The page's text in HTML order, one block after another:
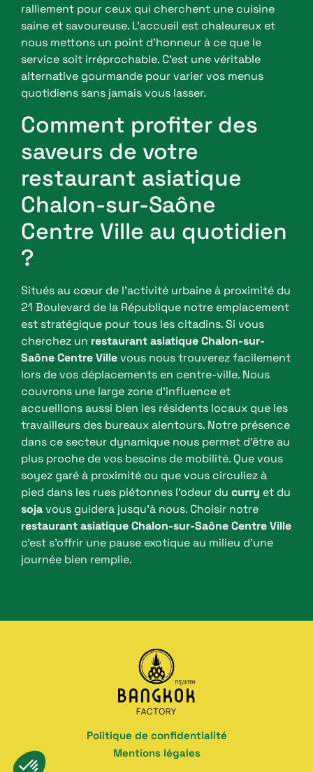
ralliement pour ceux qui cherchent une cuisine
saine et savoureuse. L’accueil est chaleureux et
nous mettons un point d’honneur à ce que le
service soit irréprochable. C’est une véritable
alternative gourmande pour varier vos menus
quotidiens sans jamais vous lasser.
Comment profiter des
saveurs de votre
restaurant asiatique
Chalon-sur-Saône
Centre Ville au quotidien
?
Situés au cœur de l’activité urbaine à proximité du
21 Boulevard de la République notre emplacement
est stratégique pour tous les citadins. Si vous
cherchez un restaurant asiatique Chalon-sur-
Saône Centre Villevous nous trouverez facilement
lors de vos déplacements en centre-ville. Nous
couvrons une large zone d’influence et
accueillons aussi bien les résidents locaux que les
travailleurs des bureaux alentours. Notre présence
dans ce secteur dynamique nous permet d’être au
plus proche de vos besoins de mobilité. Que vous
soyez garé à proximité ou que vous circuliez à
pied dans les rues piétonnes l’odeur du curry et du
sojavous guidera jusqu’à nous. Choisir notre
restaurant asiatique Chalon-sur-Saône Centre Ville
c’est s’offrir une pause exotique au milieu d’une
journée bien remplie.
Politique de confidentialité
Mentions légales